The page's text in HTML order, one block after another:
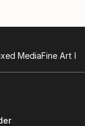
etc
MediaFine Art